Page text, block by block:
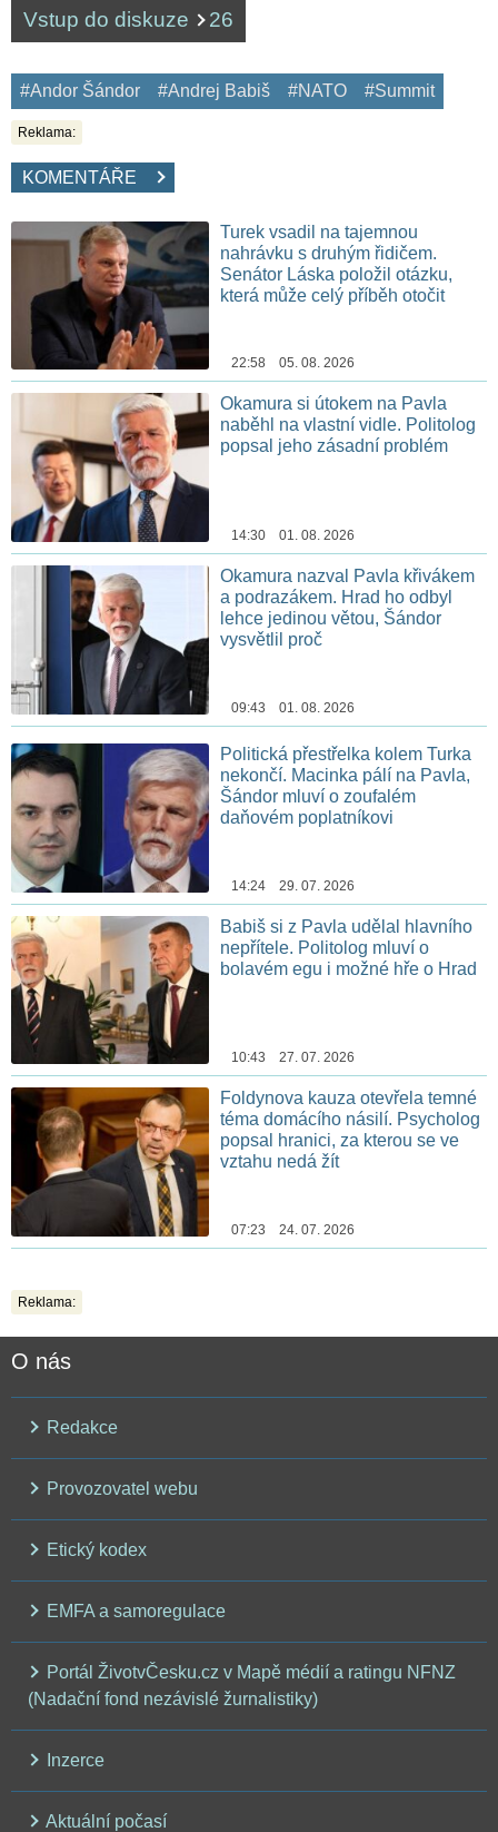
Vstup do diskuze 26
#Andor Šándor #Andrej Babiš #NATO #Summit
Reklama:
KOMENTÁŘE
Turek vsadil na tajemnou
nahrávku s druhým řidičem.
Senátor Láska položil otázku,
která může celý příběh otočit
22:58 05. 08. 2026
Okamura si útokem na Pavla
naběhl na vlastní vidle. Politolog
popsal jeho zásadní problém
14:30 01. 08. 2026
Okamura nazval Pavla křivákem
a podrazákem. Hrad ho odbyl
lehce jedinou větou, Šándor
vysvětlil proč
09:43 01. 08. 2026
Politická přestřelka kolem Turka
nekončí. Macinka pálí na Pavla,
Šándor mluví o zoufalém
daňovém poplatníkovi
14:24 29. 07. 2026
Babiš si z Pavla udělal hlavního
nepřítele. Politolog mluví o
bolavém egu i možné hře o Hrad
10:43 27. 07. 2026
Foldynova kauza otevřela temné
téma domácího násilí. Psycholog
popsal hranici, za kterou se ve
vztahu nedá žít
07:23 24. 07. 2026
Reklama:
O nás
Redakce
Provozovatel webu
Etický kodex
EMFA a samoregulace
Portál ŽivotvČesku.cz v Mapě médií a ratingu NFNZ
(Nadační fond nezávislé žurnalistiky)
Inzerce
Aktuální počasí